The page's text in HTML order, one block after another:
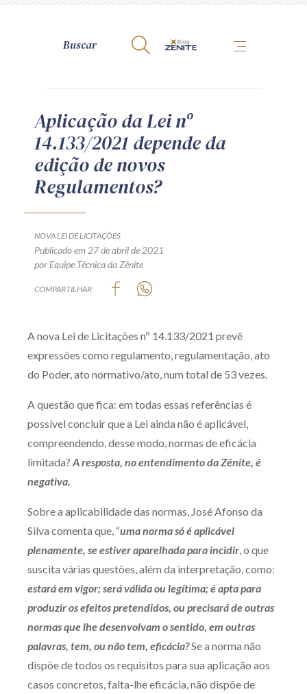
A Zênite
Como publicar conosco
Site da Zênite
Contato
Política de Privacidade
Guia de Direitos dos Titulares de Dados
Encarregado (contato)
Zênite Fácil IA
Zênite Play
Orientação por Escrito
Mentoria Zênite
Zênite Online
Eventos presenciais
Zênite in Company
Diferenciais
Receba por RSS
Av. Sete de Setembro, 4698
Aplicação da Lei nº
14.133/2021 depende da
edição de novos
Regulamentos?
NOVA LEI DE LICITAÇÕES
Publicado em 27 de abril de 2021
por Equipe Técnica da Zênite
COMPARTILHAR
A nova Lei de Licitações nº 14.133/2021 prevê
expressões como regulamento, regulamentação, ato
do Poder, ato normativo/ato, num total de 53 vezes.
A questão que fica: em todas essas referências é
possível concluir que a Lei ainda não é aplicável,
compreendendo, desse modo, normas de eficácia
limitada? A resposta, no entendimento da Zênite, é
negativa.
Sobre a aplicabilidade das normas, José Afonso da
Silva comenta que, “uma norma só é aplicável
plenamente, se estiver aparelhada para incidir, o que
suscita várias questões, além da interpretação, como:
estará em vigor; será válida ou legítima; é apta para
produzir os efeitos pretendidos, ou precisará de outras
normas que lhe desenvolvam o sentido, em outras
palavras, tem, ou não tem, eficácia?Se a norma não
dispõe de todos os requisitos para sua aplicação aos
casos concretos, falta-lhe eficácia, não dispõe de